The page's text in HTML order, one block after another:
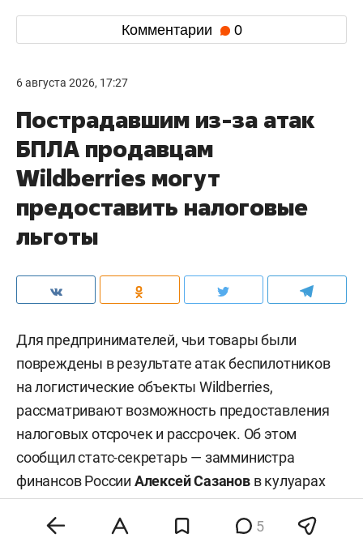
Комментарии 0
6 августа 2026, 17:27
Пострадавшим из-за атак
БПЛА продавцам
Wildberries могут
предоставить налоговые
льготы
Для предпринимателей, чьи товары были
повреждены в результате атак беспилотников
на логистические объекты Wildberries,
рассматривают возможность предоставления
налоговых отсрочек и рассрочек. Об этом
сообщил статс-секретарь — замминистра
финансов России Алексей Сазановв кулуарах
евразийского межправительственного совета.
5